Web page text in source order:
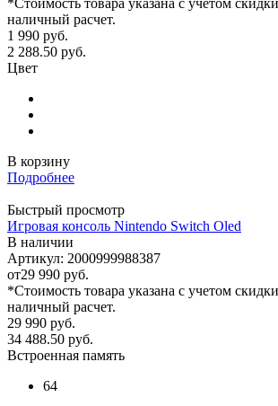
наличный расчет.
1 990 руб.
2 288.50 руб.
Цвет
В корзину
Подробнее
Быстрый просмотр
Игровая консоль Nintendo Switch Oled
В наличии
Артикул: 2000999988387
от29 990 руб.
*Стоимость товара указана с учетом
наличный расчет.
29 990 руб.
34 488.50 руб.
Встроенная память
64